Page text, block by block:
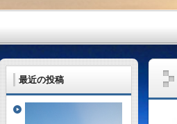
最近の投稿
暇つぶしニュース